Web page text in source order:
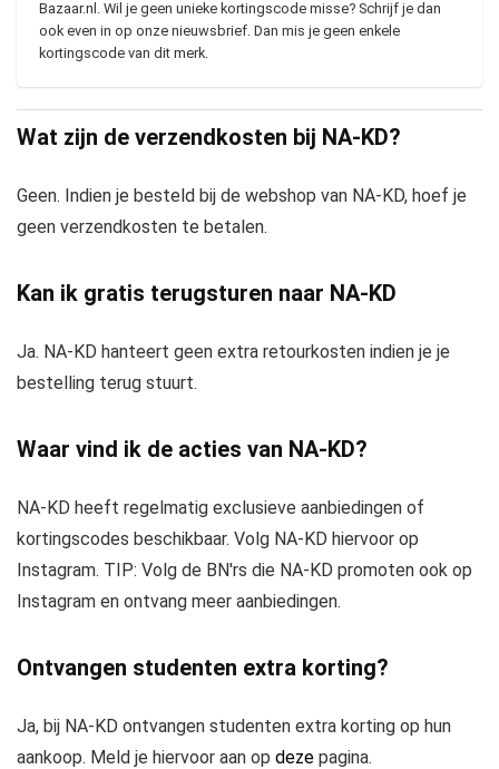
Bazaar.nl. Wil je geen unieke kortingscode misse? Schrijf je dan
ook even in op onze nieuwsbrief. Dan mis je geen enkele
kortingscode van dit merk.
Wat zijn de verzendkosten bij NA-KD?
Geen. Indien je besteld bij de webshop van NA-KD, hoef je
geen verzendkosten te betalen.
Kan ik gratis terugsturen naar NA-KD
Ja. NA-KD hanteert geen extra retourkosten indien je je
bestelling terug stuurt.
Waar vind ik de acties van NA-KD?
NA-KD heeft regelmatig exclusieve aanbiedingen of
kortingscodes beschikbaar. Volg NA-KD hiervoor op
Instagram. TIP: Volg de BN'rs die NA-KD promoten ook op
Instagram en ontvang meer aanbiedingen.
Ontvangen studenten extra korting?
Ja, bij NA-KD ontvangen studenten extra korting op hun
aankoop. Meld je hiervoor aan op deze pagina.